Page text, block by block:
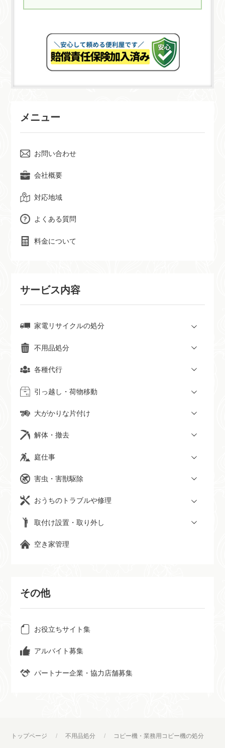
メニュー
お問い合わせ
会社概要
対応地域
よくある質問
料金について
サービス内容
家電リサイクルの処分
不用品処分
各種代行
引っ越し・荷物移動
大がかりな片付け
解体・撤去
庭仕事
害虫・害獣駆除
おうちのトラブルや修理
取付け設置・取り外し
空き家管理
その他
お役立ちサイト集
アルバイト募集
パートナー企業・協力店舗募集
トップページ 不用品処分 コピー機・業務用コピー機の処分